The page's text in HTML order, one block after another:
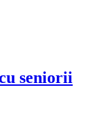
seniorii